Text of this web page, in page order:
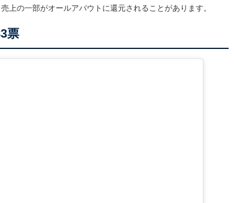
の一部がオールアバウトに還元されることがあります。
票